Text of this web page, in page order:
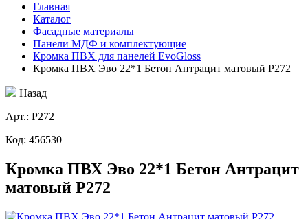
Главная
Каталог
Фасадные материалы
Панели МДФ и комплектующие
Кромка ПВХ для панелей EvoGloss
Кромка ПВХ Эво 22*1 Бетон Антрацит матовый Р272
Назад
Aрт.: Р272
Код: 456530
Кромка ПВХ Эво 22*1 Бетон Антрацит
матовый Р272